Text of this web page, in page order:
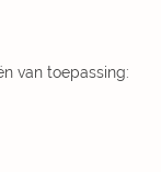
van toepassing: